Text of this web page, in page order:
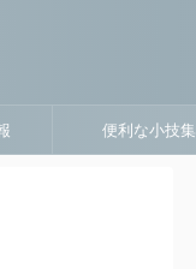
便利な小技集